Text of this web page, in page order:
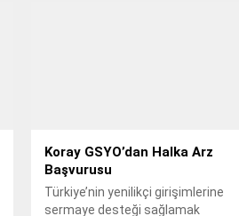
Koray GSYO’dan Halka Arz
Başvurusu
Türkiye’nin yenilikçi girişimlerine
sermaye desteği sağlamak